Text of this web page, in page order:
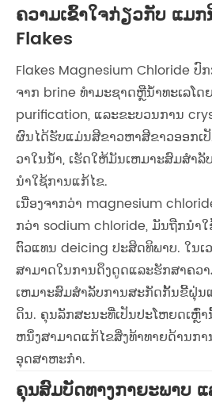
ຄວາມເຂົ້າໃຈກ່ຽວກັບ ແມ
Flakes
Flakes Magnesium Chloride
ຈາກ brine ທໍາມະຊາດຫຼືນ້ໍາທະເລໂ
purification, ແລະຂະບວນການ
ຜົນໄດ້ຮັບແມ່ນສີຂາວຫາສີຂາວອອກເ
ວາໃນນ້ໍາ, ເຮັດໃຫ້ມັນເຫມາະສົມສໍາ
ນໍາໃຊ້ການແກ້ໄຂ.
ເນື່ອງຈາກວ່າ magnesium
ກວ່າ sodium chloride, ມັນຖືກນໍາໃ
ຕົວແທນ deicing ປະສິດທິພາບ. ໃນເ
ສາມາດໃນການດຶງດູດແລະຮັກສາຄວ
ເຫມາະສົມສໍາລັບການສະກັດກັ້ນຂີ້ຝຸ່ນ
ດິນ. ຄຸນລັກສະນະທີ່ເປັນປະໂຫຍດເຫຼົ່
ຫນຶ່ງສາມາດແກ້ໄຂສິ່ງທ້າທາຍດ້ານກ
ອຸດສາຫະກໍາ.
ຄຸນສົມບັດທາງກາຍະພາບ ແ